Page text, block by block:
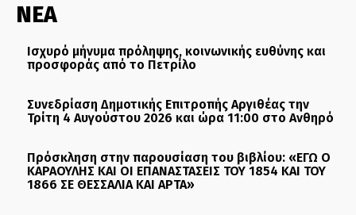
ΝΕΑ
Ισχυρό μήνυμα πρόληψης, κοινωνικής ευθύνης και
προσφοράς από το Πετρίλο
Συνεδρίαση Δημοτικής Επιτροπής Αργιθέας την
Τρίτη 4 Αυγούστου 2026 και ώρα 11:00 στο Ανθηρό
Πρόσκληση στην παρουσίαση του βιβλίου: «ΕΓΩ Ο
ΚΑΡΑΟΥΛΗΣ ΚΑΙ ΟΙ ΕΠΑΝΑΣΤΑΣΕΙΣ ΤΟΥ 1854 ΚΑΙ ΤΟΥ
1866 ΣΕ ΘΕΣΣΑΛΙΑ ΚΑΙ ΑΡΤΑ»